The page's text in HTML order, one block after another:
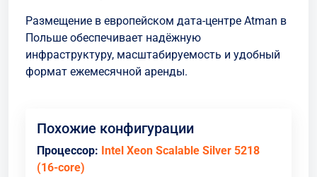
Размещение в европейском дата-центре Atman в
Польше обеспечивает надёжную
инфраструктуру, масштабируемость и удобный
формат ежемесячной аренды.
Похожие конфигурации
Процессор: Intel Xeon Scalable Silver 5218
(16-core)